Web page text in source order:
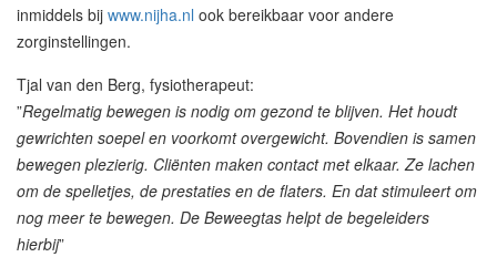
inmiddels bij www.nijha.nl ook bereikbaar voor andere
zorginstellingen.
Tjal van den Berg, fysiotherapeut:
”Regelmatig bewegen is nodig om gezond te blijven. Het houdt
gewrichten soepel en voorkomt overgewicht. Bovendien is samen
bewegen plezierig. Cliënten maken contact met elkaar. Ze lachen
om de spelletjes, de prestaties en de flaters. En dat stimuleert om
nog meer te bewegen. De Beweegtas helpt de begeleiders
hierbij”